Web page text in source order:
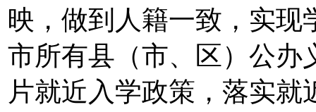
映，做到人籍一致，实现
市所有县（市、区）公办
片就近入学政策，落实